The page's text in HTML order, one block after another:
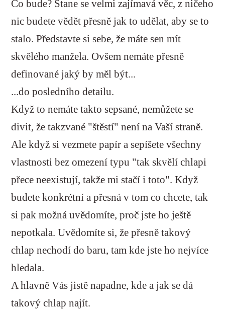
Co bude? Stane se velmi zajímavá věc, z ničeho
nic budete vědět přesně jak to udělat, aby se to
stalo. Představte si sebe, že máte sen mít
skvělého manžela. Ovšem nemáte přesně
definované jaký by měl být...
...do posledního detailu.
Když to nemáte takto sepsané, nemůžete se
divit, že takzvané "štěstí" není na Vaší straně.
Ale když si vezmete papír a sepíšete všechny
vlastnosti bez omezení typu "tak skvělí chlapi
přece neexistují, takže mi stačí i toto". Když
budete konkrétní a přesná v tom co chcete, tak
si pak možná uvědomíte, proč jste ho ještě
nepotkala. Uvědomíte si, že přesně takový
chlap nechodí do baru, tam kde jste ho nejvíce
hledala.
A hlavně Vás jistě napadne, kde a jak se dá
takový chlap najít.